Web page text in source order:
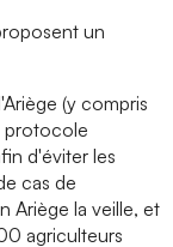
un
(y compris
protocole
d'éviter les
cas de
Ariège la veille, et
agriculteurs